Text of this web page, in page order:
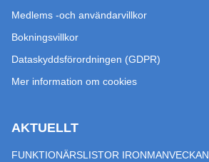
Medlems -och användarvillkor
Bokningsvillkor
Dataskyddsförordningen (GDPR)
Mer information om cookies
AKTUELLT
FUNKTIONÄRSLISTOR IRONMANVECKAN